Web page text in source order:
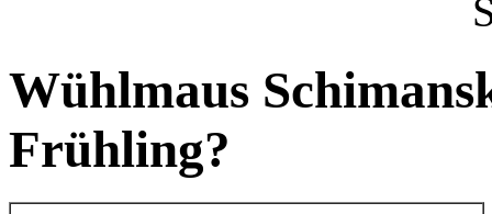
Wühlmaus
Frühling?